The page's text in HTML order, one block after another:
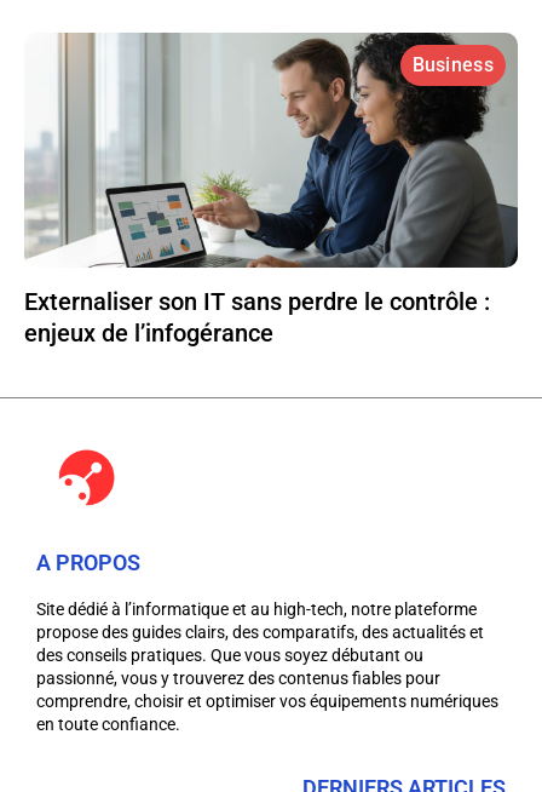
Business
Externaliser son IT sans perdre le contrôle :
enjeux de l’infogérance
A PROPOS
Site dédié à l’informatique et au high-tech, notre plateforme
propose des guides clairs, des comparatifs, des actualités et
des conseils pratiques. Que vous soyez débutant ou
passionné, vous y trouverez des contenus fiables pour
comprendre, choisir et optimiser vos équipements numériques
en toute confiance.